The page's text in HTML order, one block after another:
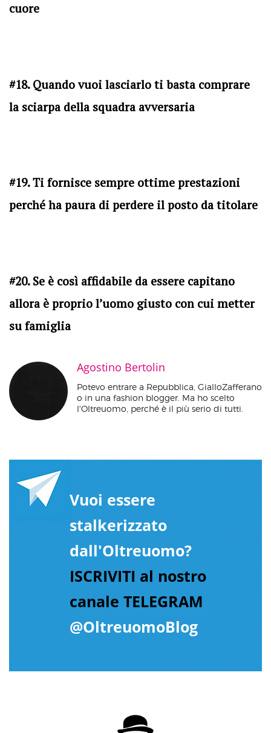
cuore
#18. Quando vuoi lasciarlo ti basta comprare
la sciarpa della squadra avversaria
#19. Ti fornisce sempre ottime prestazioni
perché ha paura di perdere il posto da titolare
#20. Se è così affidabile da essere capitano
allora è proprio l’uomo giusto con cui metter
su famiglia
Agostino Bertolin
Potevo entrare a Repubblica, GialloZafferano
o in una fashion blogger. Ma ho scelto
l'Oltreuomo, perché è il più serio di tutti.
Vuoi essere
stalkerizzato
dall'Oltreuomo?
ISCRIVITI al nostro
canale TELEGRAM
@OltreuomoBlog